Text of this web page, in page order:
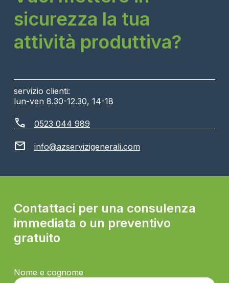
sicurezza la tua
attività produttiva?
servizio clienti:
lun-ven 8.30-12.30, 14-18
call 0523 044 989
mail info@azservizigenerali.com
Contattaci per una consulenza
immediata o un preventivo
gratuito
Nome e cognome